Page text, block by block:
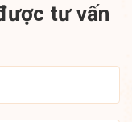
tư vấn